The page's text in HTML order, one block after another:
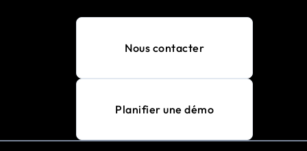
Nous contacter
Planifier une démo